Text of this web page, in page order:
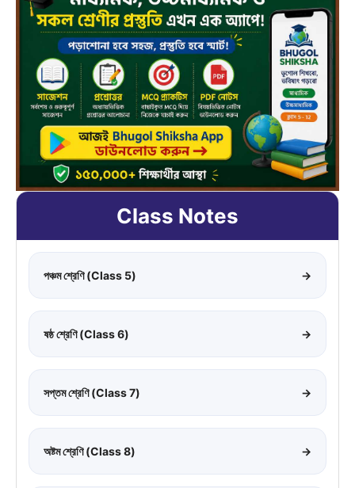
Class Notes
পঞ্চম শ্রেণি (Class 5) →
ষষ্ঠ শ্রেণি (Class 6) →
সপ্তম শ্রেণি (Class 7) →
অষ্টম শ্রেণি (Class 8) →